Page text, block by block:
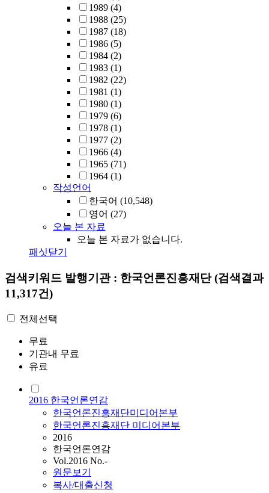
1989 (4)
1988 (25)
1987 (18)
1986 (5)
1984 (2)
1983 (1)
1982 (22)
1981 (1)
1980 (1)
1979 (6)
1978 (1)
1977 (2)
1966 (4)
1965 (71)
1964 (1)
작성언어
한국어 (10,548)
영어 (27)
오늘 본 자료
오늘 본 자료가 없습니다.
패싯닫기
검색키워드 발행기관 : 한국언론진흥재단(검색결과
11,317건)
전체선택
무료
기관내 무료
유료
2016 한국언론연감
한국언론진흥재단미디어본부
한국언론진흥재단 미디어본부
2016
한국언론연감
Vol.2016 No.-
원문보기
복사/대출신청